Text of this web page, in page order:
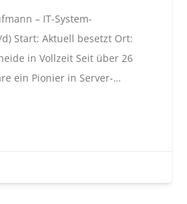
– IT-System-
Start: Aktuell besetzt Ort:
in Vollzeit Seit über 26
ein Pionier in Server-…